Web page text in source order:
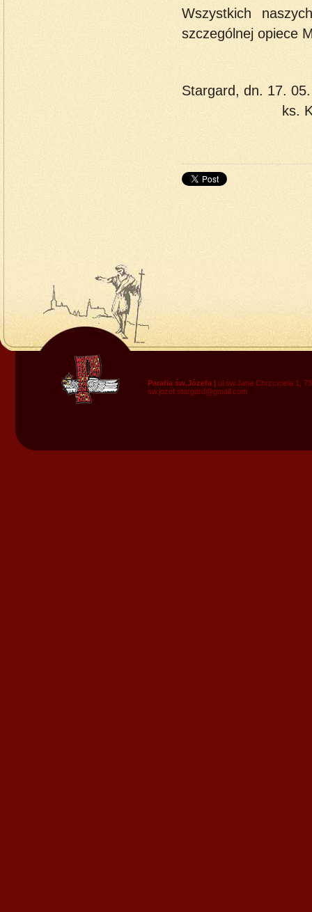
Wszystkich
szczególnej opiece
ks. Krzysztof
Parafia św.Józefa | ul.św.Jana Chrzciciela 1,
sw.jozef.stargard@gmail.com